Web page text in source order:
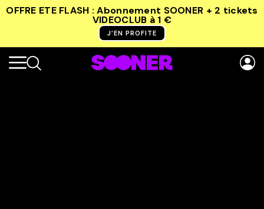
OFFRE ETE FLASH : Abonnement SOONER + 2 tickets
VIDEOCLUB à 1 €
J’EN PROFITE